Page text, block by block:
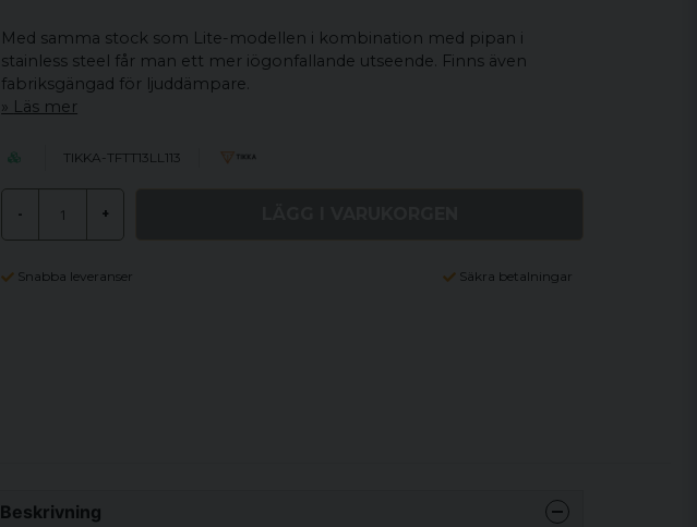
Med samma stock som Lite-modellen i kombination med pipan i
stainless steel får man ett mer iögonfallande utseende. Finns även
fabriksgängad för ljuddämpare.
Läs mer
TIKKA-TFTT13LL113
- +
Snabba leveranser Säkra betalningar
Beskrivning